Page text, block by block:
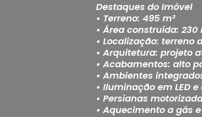
Destaques do Imóvel
• Terreno: 495 m²
• Área construída: 230
• Localização: terreno
• Arquitetura: projeto
• Acabamentos: alto
• Ambientes
• Iluminação em LED
• Persianas
• Aquecimento a gás